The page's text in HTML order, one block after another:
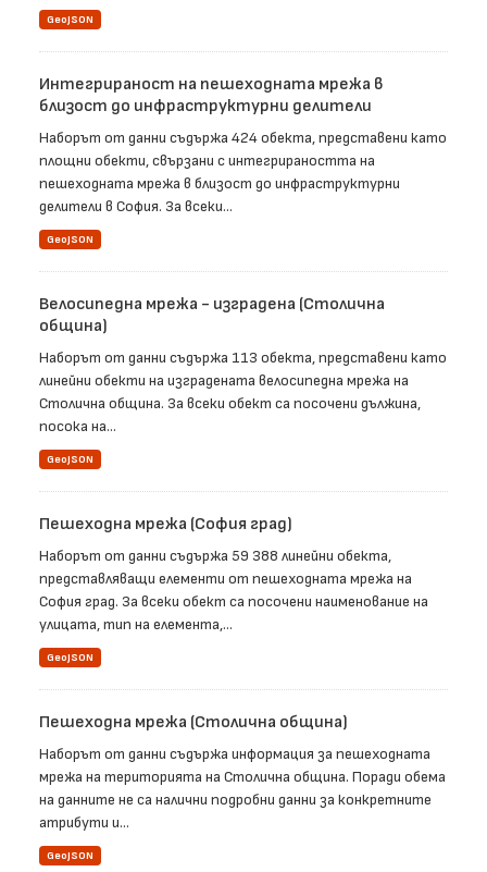
GeoJSON
Интегрираност на пешеходната мрежа в
близост до инфраструктурни делители
Наборът от данни съдържа 424 обекта, представени като
площни обекти, свързани с интегрираността на
пешеходната мрежа в близост до инфраструктурни
делители в София. За всеки...
GeoJSON
Велосипедна мрежа - изградена (Столична
община)
Наборът от данни съдържа 113 обекта, представени като
линейни обекти на изградената велосипедна мрежа на
Столична община. За всеки обект са посочени дължина,
посока на...
GeoJSON
Пешеходна мрежа (София град)
Наборът от данни съдържа 59 388 линейни обекта,
представляващи елементи от пешеходната мрежа на
София град. За всеки обект са посочени наименование на
улицата, тип на елемента,...
GeoJSON
Пешеходна мрежа (Столична община)
Наборът от данни съдържа информация за пешеходната
мрежа на територията на Столична община. Поради обема
на данните не са налични подробни данни за конкретните
атрибути и...
GeoJSON